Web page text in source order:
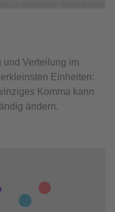
und Verteilung im
Einheiten:
Komma kann
ändern.